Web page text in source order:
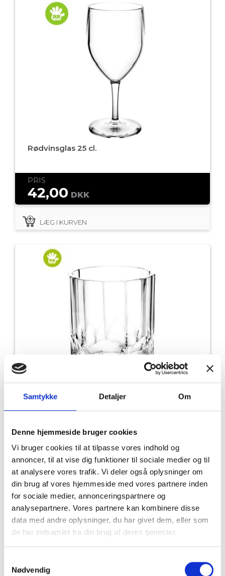
Samtykke Detaljer Om
Denne hjemmeside bruger cookies
Vi bruger cookies til at tilpasse vores indhold og
annoncer, til at vise dig funktioner til sociale medier og til
at analysere vores trafik. Vi deler også oplysninger om
din brug af vores hjemmeside med vores partnere inden
for sociale medier, annonceringspartnere og
analysepartnere. Vores partnere kan kombinere disse
data med andre oplysninger, du har givet dem, eller som
de har indsamlet fra din brug af deres tjenester.
Nødvendig
Rødvinsglas 25 cl.
PRIS
42,00 DKK
LÆG I KURVEN
Premium Drink Glas 35 cl.
PRIS
51,00 DKK
LÆG I KURVEN